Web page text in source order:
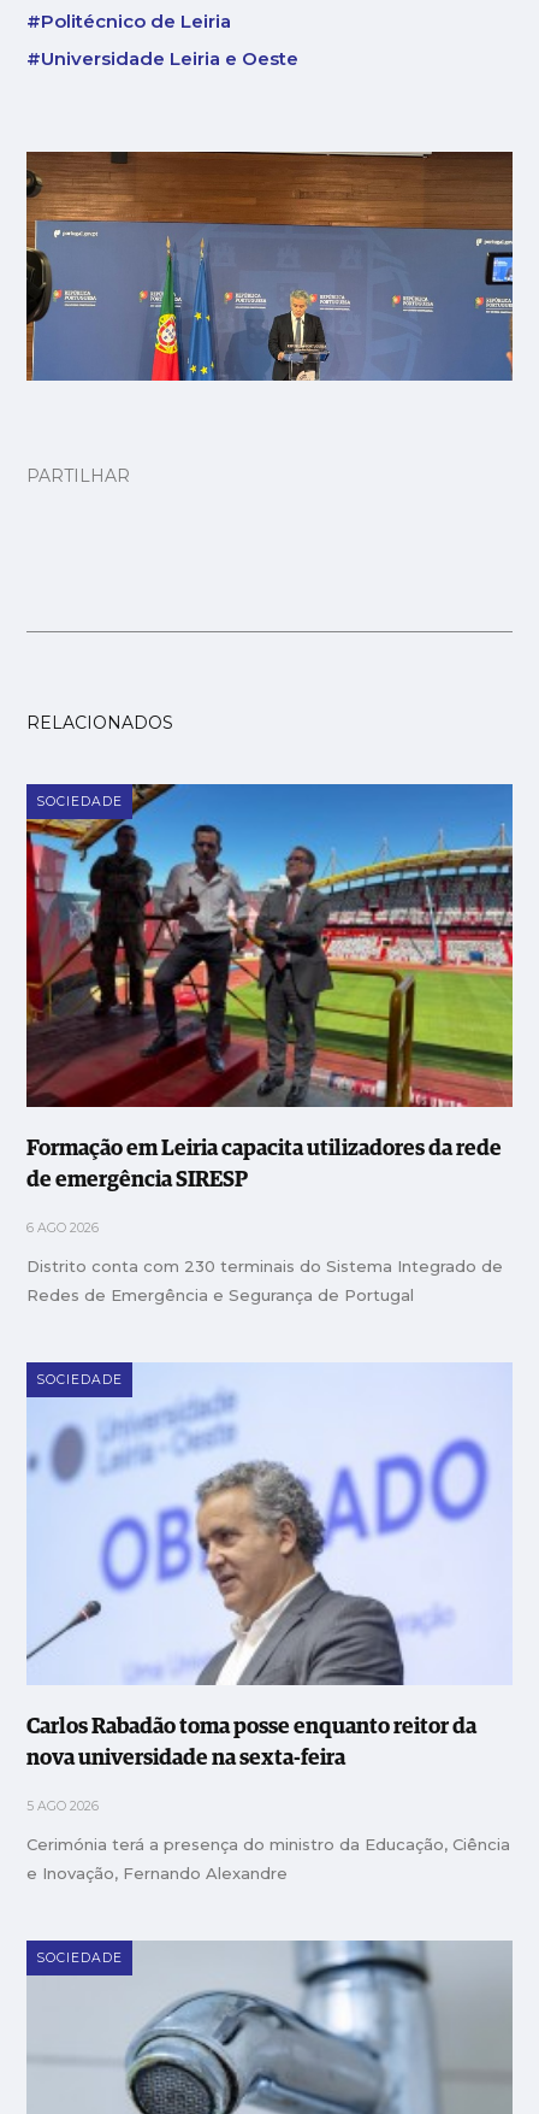
#Politécnico de Leiria
#Universidade Leiria e Oeste
PARTILHAR
RELACIONADOS
SOCIEDADE
Formação em Leiria capacita utilizadores da rede
de emergência SIRESP
6 AGO 2026
Distrito conta com 230 terminais do Sistema Integrado de
Redes de Emergência e Segurança de Portugal
SOCIEDADE
Carlos Rabadão toma posse enquanto reitor da
nova universidade na sexta-feira
5 AGO 2026
Cerimónia terá a presença do ministro da Educação, Ciência
e Inovação, Fernando Alexandre
SOCIEDADE